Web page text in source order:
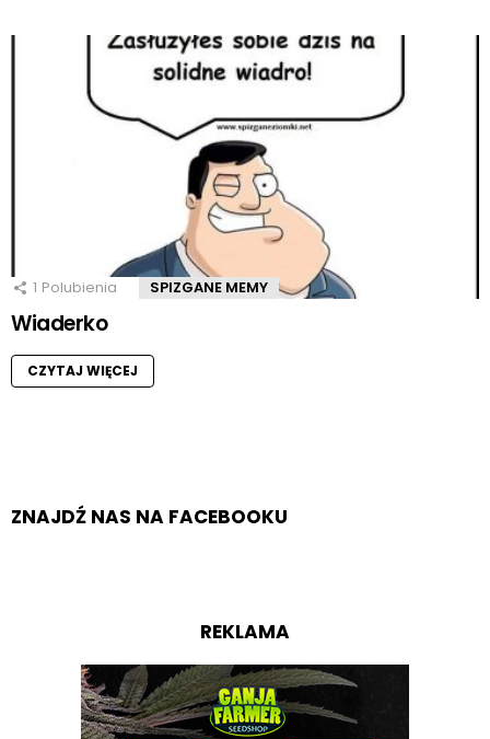
1 Polubienia SPIZGANE MEMY
Wiaderko
CZYTAJ WIĘCEJ
ZNAJDŹ NAS NA FACEBOOKU
REKLAMA